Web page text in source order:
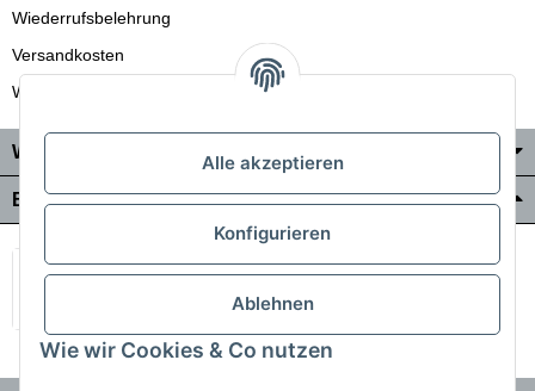
Wiederrufsbelehrung
Versandkosten
Wir liefern auch in die Schweiz
Wo Sie uns finden
Bezahlung & Versand
Alle akzeptieren
Konfigurieren
Ablehnen
Wie wir Cookies & Co nutzen